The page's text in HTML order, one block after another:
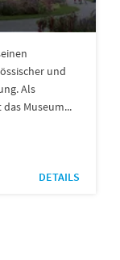
und
Als
Museum...
DETAILS